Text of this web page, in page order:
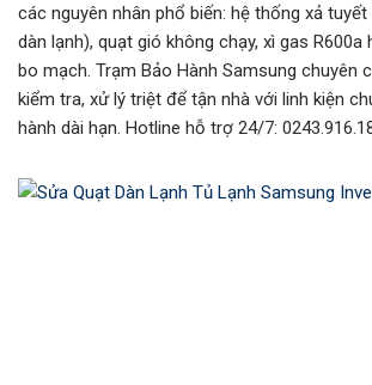
các nguyên nhân phổ biến: hệ thống xả
dàn lạnh), quạt gió không chạy, xì gas R600a
bo mạch. Trạm Bảo Hành Samsung chuyên
kiểm tra, xử lý triệt để tận nhà với linh kiện
hành dài hạn. Hotline hỗ trợ 24/7: